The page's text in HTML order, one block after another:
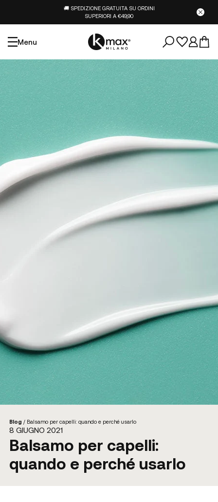
🚚 SPEDIZIONE GRATUITA SU ORDINI
SUPERIORI A €49,90
Menu
Blog / Balsamo per capelli: quando e perché usarlo
8 GIUGNO 2021
Balsamo per capelli:
quando e perché usarlo